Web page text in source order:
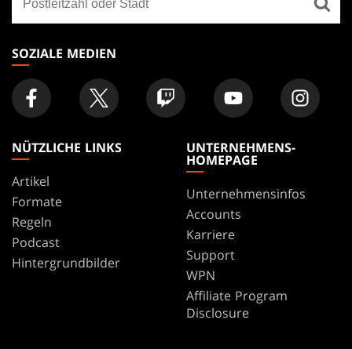
ein
Geschäft
SOZIALE MEDIEN
NÜTZLICHE LINKS
Artikel
Formate
Regeln
Podcast
Hintergrundbilder
UNTERNEHMENS-
HOMEPAGE
Unternehmensinfos
Accounts
Karriere
Support
WPN
Affiliate Program
Disclosure